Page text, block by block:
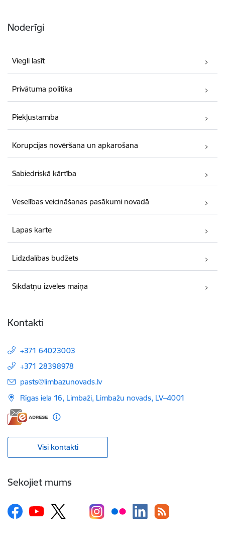
Noderīgi
Viegli lasīt
Privātuma politika
Piekļūstamība
Korupcijas novēršana un apkarošana
Sabiedriskā kārtība
Veselības veicināšanas pasākumi novadā
Lapas karte
Līdzdalības budžets
Sīkdatņu izvēles maiņa
Kontakti
+371 64023003
+371 28398978
E-pasts:
pasts@limbazunovads.lv
Rīgas iela 16, Limbaži, Limbažu novads, LV–4001
Visi kontakti
Sekojiet mums